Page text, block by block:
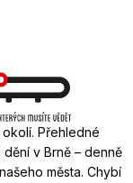
okolí. Přehledné
v Brně – denně
města. Chybí